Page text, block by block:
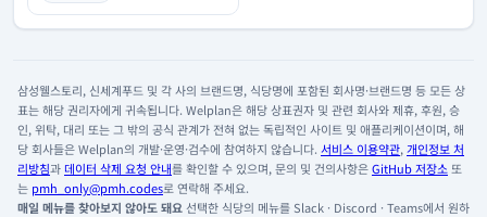
삼성웰스토리, 신세계푸드 및 각 사의 브랜드명, 식당명에 포함된 회사명·브랜드명 등 모든 상
표는 해당 권리자에게 귀속됩니다. Welplan은 해당 상표권자 및 관련 회사와 제휴, 후원, 승
인, 위탁, 대리 또는 그 밖의 공식 관계가 전혀 없는 독립적인 사이트 및 애플리케이션이며, 해
당 회사들은 Welplan의 개발·운영·검수에 참여하지 않습니다. 서비스 이용약관, 개인정보 처
리방침과데이터 삭제 요청 안내를 확인할 수 있으며, 문의 및 건의사항은GitHub 저장소 또
는 pmh_only@pmh.codes로 연락해 주세요.
매일 메뉴를 찾아보지 않아도 돼요선택한 식당의 메뉴를 Slack · Discord · Teams에서 원하